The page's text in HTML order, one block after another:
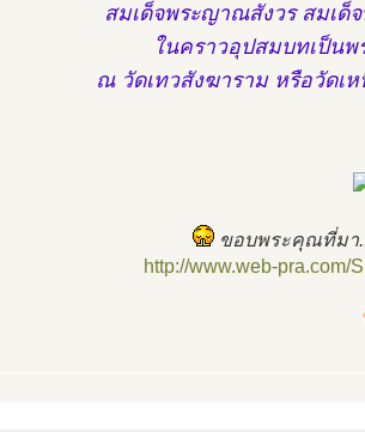
สมเด็จพระญาณสังวร สมเด็
ในคราวอุปสมบทเป็น
ณ วัดเทวสังฆาราม หรือวัดเ
ขอบพระคุณที่มา
http://www.web-pra.com/